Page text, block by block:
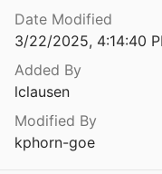
Date Modified
3/22/2025, 4:14:40
Added By
lclausen
Modified By
kphorn-goe